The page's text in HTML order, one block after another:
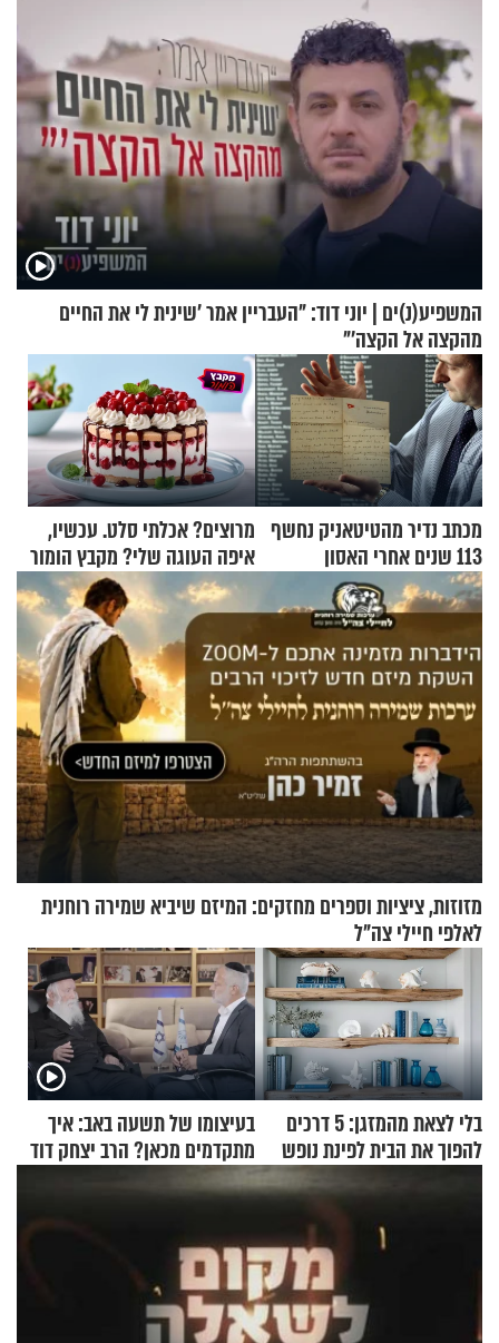
המשפיע(נ)ים | יוני דוד: "העבריין אמר 'שינית לי את החיים
מהקצה אל הקצה'"
מכתב נדיר מהטיטאניק נחשף
113 שנים אחרי האסון
מרוצים? אכלתי סלט. עכשיו,
איפה העוגה שלי? מקבץ הומור
כייפי מספר 1
מזוזות, ציציות וספרים מחזקים: המיזם שיביא שמירה רוחנית
לאלפי חיילי צה"ל
בלי לצאת מהמזגן: 5 דרכים
להפוך את הבית לפינת נופש
בעיצומו של תשעה באב: איך
מתקדמים מכאן? הרב יצחק דוד
גרוסמן בשיחה מיוחדת